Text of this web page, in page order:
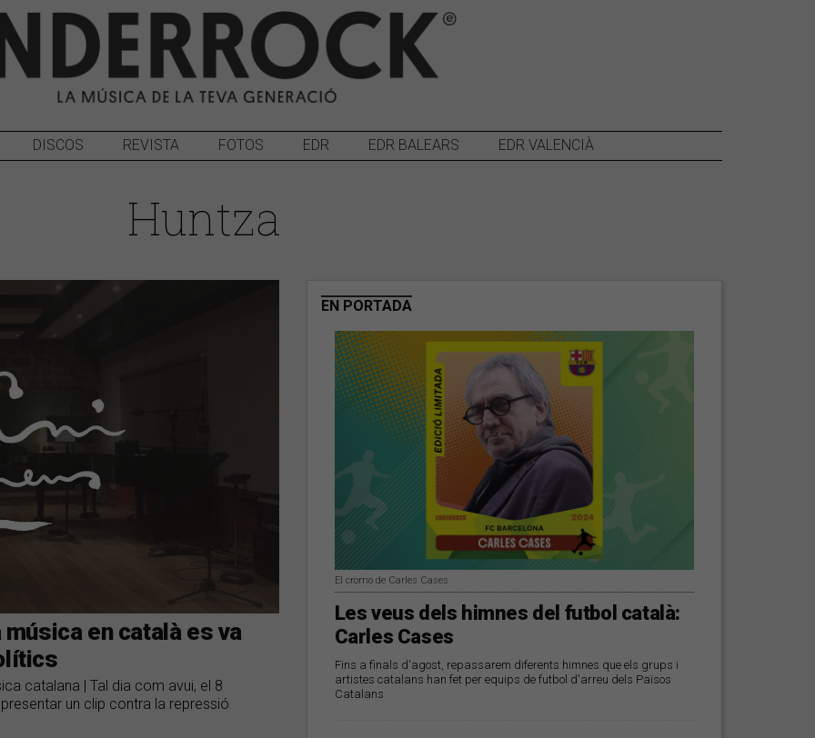
DISCOS REVISTA FOTOS EDR EDR BALEARS EDR VALENCIÀ
Huntza
en català es va
catalana | Tal dia com avui, el 8
un clip contra la repressió
EN PORTADA
El cromo de Carles Cases
Les veus dels himnes del futbol català:
Carles Cases
Fins a finals d'agost, repassarem diferents himnes que els grups i
artistes catalans han fet per equips de futbol d'arreu dels Països
Catalans